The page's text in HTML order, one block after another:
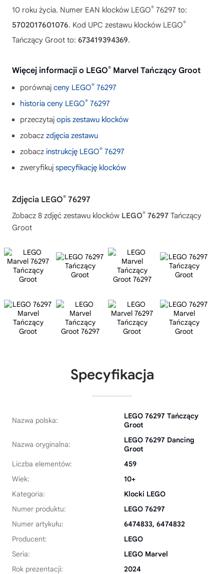
10 roku życia. Numer EAN klocków LEGO® 76297 to:
5702017601076. Kod UPC zestawu klocków LEGO®
Tańczący Groot to: 673419394369.
Więcej informacji o LEGO® Marvel Tańczący Groot
porównaj ceny LEGO® 76297
historia ceny LEGO® 76297
przeczytaj opis zestawu klocków
zobacz zdjęcia zestawu
zobacz instrukcję LEGO® 76297
zweryfikuj specyfikację klocków
Zdjęcia LEGO® 76297
Zobacz 8 zdjęć zestawu klocków LEGO® 76297 Tańczący
Groot
Specyfikacja
Nazwa polska:
LEGO 76297 Tańczący
Groot
Nazwa oryginalna:
LEGO 76297 Dancing
Groot
Liczba elementów:
459
Wiek:
10+
Kategoria:
Klocki LEGO
Numer produktu:
LEGO 76297
Numer artykułu:
6474833, 6474832
Producent:
LEGO
Seria:
LEGO Marvel
Rok prezentacji:
2024